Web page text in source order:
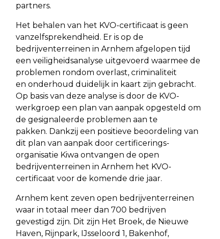
partners.
Het behalen van het KVO-certificaat is geen
vanzelfsprekendheid. Er is op de
bedrijventerreinen in Arnhem afgelopen tijd
een veiligheidsanalyse uitgevoerd waarmee de
problemen rondom overlast, criminaliteit
en onderhoud duidelijk in kaart zijn gebracht.
Op basis van deze analyse is door de KVO-
werkgroep een plan van aanpak opgesteld om
de gesignaleerde problemen aan te
pakken. Dankzij een positieve beoordeling van
dit plan van aanpak door certificerings-
organisatie Kiwa ontvangen de open
bedrijventerreinen in Arnhem het KVO-
certificaat voor de komende drie jaar.
Arnhem kent zeven open bedrijventerreinen
waar in totaal meer dan 700 bedrijven
gevestigd zijn. Dit zijn Het Broek, de Nieuwe
Haven, Rijnpark, IJsseloord 1, Bakenhof,